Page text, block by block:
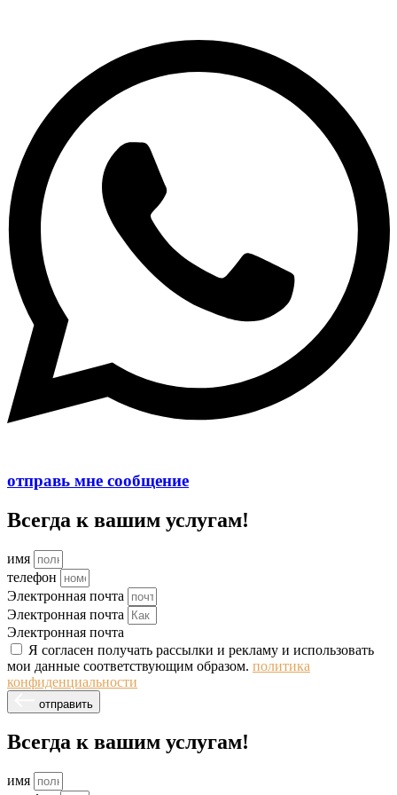
отправь мне сообщение
Всегда к вашим услугам!
имя
телефон
Электронная почта
Электронная почта
Электронная почта
Я согласен получать рассылки и рекламу и использовать
мои данные соответствующим образом. политика
конфиденциальности
отправить
Всегда к вашим услугам!
имя